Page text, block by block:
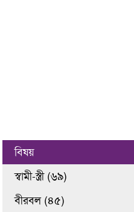
বিষয়
স্বামী-স্ত্রী (৬৯)
বীরবল (৪৫)